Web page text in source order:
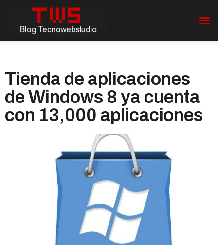
Tienda de aplicaciones
de Windows 8 ya cuenta
con 13,000 aplicaciones